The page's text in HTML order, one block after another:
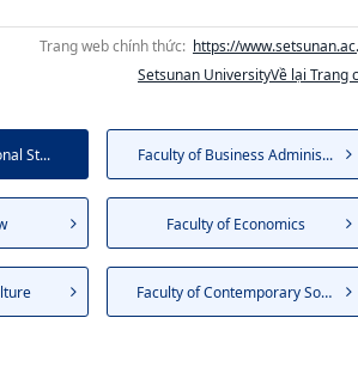
Trang web chính thức: https://
Setsunan UniversityVề lại Trang
St... Faculty of Business Adminis...
Faculty of Economics
Faculty of Contemporary Soc...